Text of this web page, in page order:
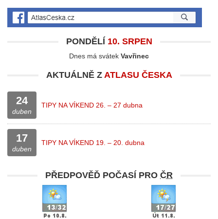
PONDĚLÍ 10. SRPEN
Dnes má svátek Vavřinec
AKTUÁLNĚ Z ATLASU ČESKA
24
duben
TIPY NA VÍKEND 26. – 27 dubna
17
duben
TIPY NA VÍKEND 19. – 20. dubna
PŘEDPOVĚĎ POČASÍ PRO ČR